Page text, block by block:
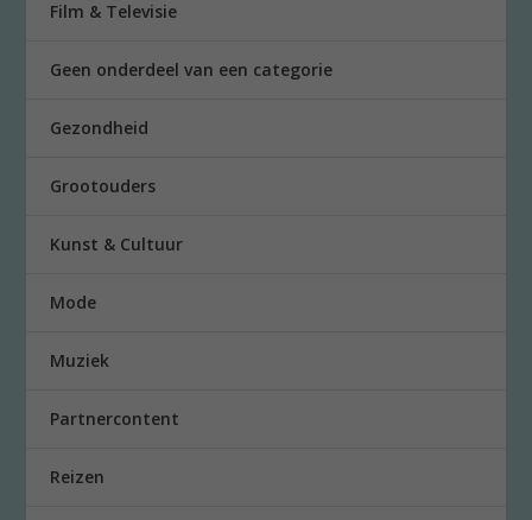
Film & Televisie
Geen onderdeel van een categorie
Gezondheid
Grootouders
Kunst & Cultuur
Mode
Muziek
Partnercontent
Reizen